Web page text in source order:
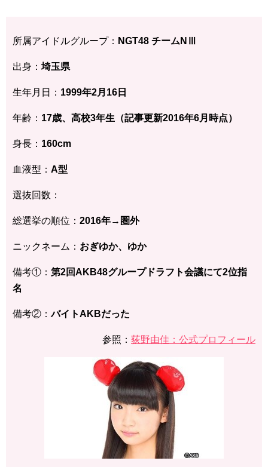
所属アイドルグループ： NGT48 チームNⅢ
出身： 埼玉県
生年月日： 1999年2月16日
年齢： 17歳、高校3年生（記事更新2016年6月時点）
身長： 160cm
血液型： A型
選抜回数：
総選挙の順位： 2016年→圏外
ニックネーム： おぎゆか、ゆか
備考①： 第2回AKB48グループドラフト会議にて2位指
名
備考②：バイトAKBだった
参照： 荻野由佳：公式プロフィール